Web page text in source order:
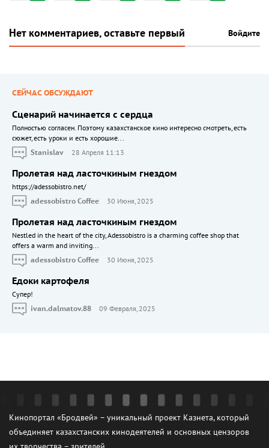
Нет комментариев, оставьте первый Войдите
СЕЙЧАС ОБСУЖДАЮТ
Сценарий начинается с сердца
Полностью согласен. Поэтому казахстанское кино интересно смотреть, есть
сюжет, есть уроки и есть хорошие...
Stanislav
28 Апреля 11:13
Пролетая над ласточкиным гнездом
https://adessobistro.net/
adessobistro Coffee
30 Июня, 2025
Пролетая над ласточкиным гнездом
Nestled in the heart of the city, Adessobistro is a charming coffee shop that
offers a warm and inviting...
adessobistro Coffee
30 Июня, 2025
Едоки картофеля
Cупер!
ivan.dalmatov.88
09 Февраля, 2025
Кинопортал «Бродвей» – уникальный проект Казнета, который
объединяет казахстанских кинодеятелей и основных цензоров